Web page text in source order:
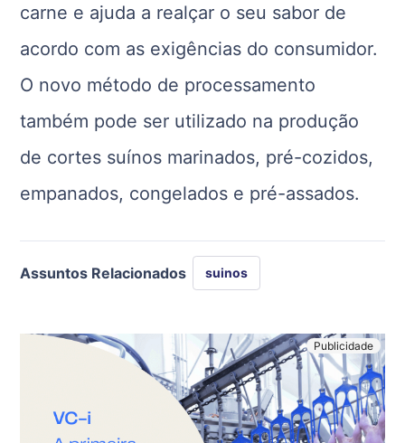
carne e ajuda a realçar o seu sabor de
acordo com as exigências do consumidor.
O novo método de processamento
também pode ser utilizado na produção
de cortes suínos marinados, pré-cozidos,
empanados, congelados e pré-assados.
Assuntos Relacionados suinos